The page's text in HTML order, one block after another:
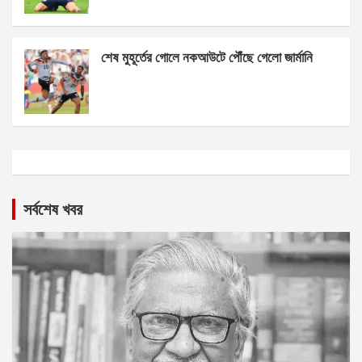
শেষ মুহূর্তের গোলে নকআউটে পৌঁছে গেলো জার্মানি
সর্বশেষ খবর